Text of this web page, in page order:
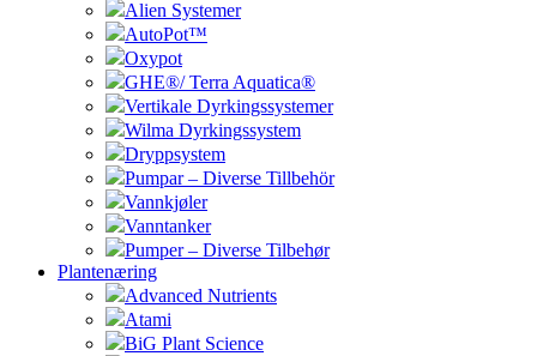
Alien Systemer
AutoPot™
Oxypot
GHE®/ Terra Aquatica®
Vertikale Dyrkingssystemer
Wilma Dyrkingssystem
Dryppsystem
Pumpar – Diverse Tillbehör
Vannkjøler
Vanntanker
Pumper – Diverse Tilbehør
Plantenæring
Advanced Nutrients
Atami
BiG Plant Science